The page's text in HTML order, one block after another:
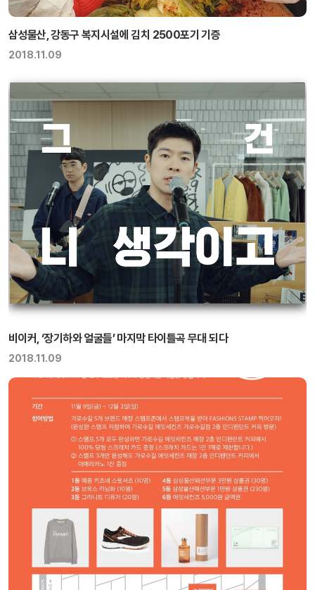
삼성물산, 강동구 복지시설에 김치 2500포기 기증
2018.11.09
비이커, ‘장기하와 얼굴들’ 마지막 타이틀곡 무대 되다
2018.11.09